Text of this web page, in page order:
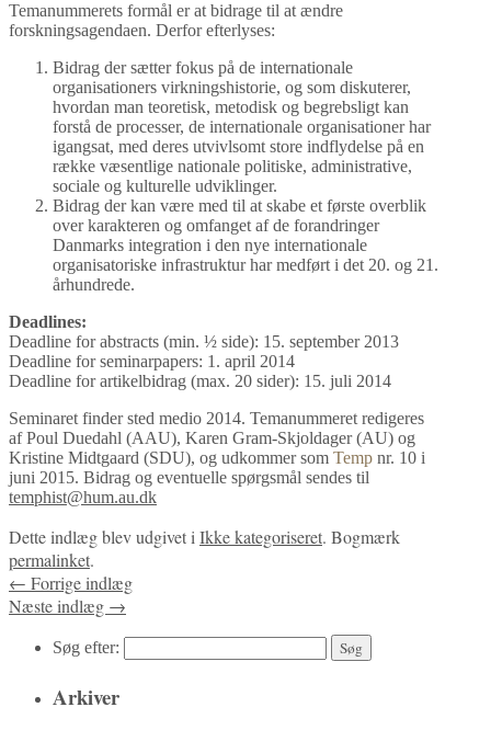
Temanummerets formål er at bidrage til at ændre
forskningsagendaen. Derfor efterlyses:
Bidrag der sætter fokus på de internationale
organisationers virkningshistorie, og som diskuterer,
hvordan man teoretisk, metodisk og begrebsligt kan
forstå de processer, de internationale organisationer har
igangsat, med deres utvivlsomt store indflydelse på en
række væsentlige nationale politiske, administrative,
sociale og kulturelle udviklinger.
Bidrag der kan være med til at skabe et første overblik
over karakteren og omfanget af de forandringer
Danmarks integration i den nye internationale
organisatoriske infrastruktur har medført i det 20. og 21.
århundrede.
Deadlines:
Deadline for abstracts (min. ½ side): 15. september 2013
Deadline for seminarpapers: 1. april 2014
Deadline for artikelbidrag (max. 20 sider): 15. juli 2014
Seminaret finder sted medio 2014. Temanummeret redigeres
af Poul Duedahl (AAU), Karen Gram-Skjoldager (AU) og
Kristine Midtgaard (SDU), og udkommer som Temp nr. 10 i
juni 2015. Bidrag og eventuelle spørgsmål sendes til
temphist@hum.au.dk
Dette indlæg blev udgivet i Ikke kategoriseret. Bogmærk
permalinket.
← Forrige indlæg
Næste indlæg →
Søg efter:
Arkiver